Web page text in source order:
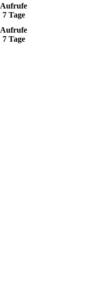
Aufrufe
7 Tage
Aufrufe
7 Tage